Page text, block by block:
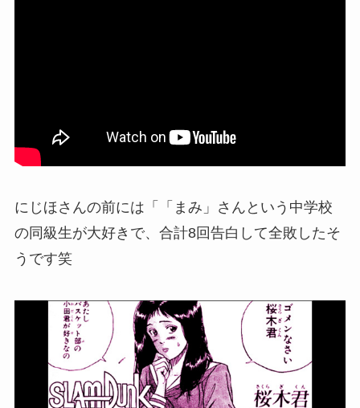
にじほさんの前には「「まみ」さんという中学校
の同級生が大好きで、合計8回告白して全敗したそ
うです笑